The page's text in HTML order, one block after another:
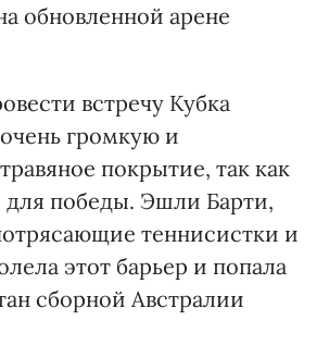
обновленной арене
встречу Кубка
громкую и
покрытие, так как
для победы. Эшли Барти,
теннисистки и
этот барьер и попала
сборной Австралии